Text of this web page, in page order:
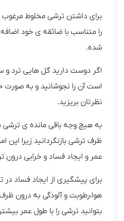
برای داشتن ترشی مخلوط
را متناسب با ضائقه ی خود اضافه
شده.
اگر دوست دارید گل هایی ترد و
است آن را نجوشانید و به صورت
نظرتان بریزید.
به هیچ وجه باقی مانده ی ترشی
ظرف ترشی بازنگردانید زیرا
عمر و ایجاد فساد و خرابی
برای پیشگیری از ایجاد فساد در
هوا،رطوبت و آلودگی به درون
بتوانید ترشی را با طول عمر